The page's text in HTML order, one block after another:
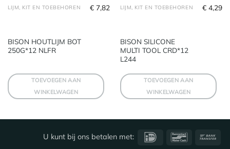
LIJM, KIT EN TOEBEHOREN
BISON HOUTLIJM BOT
250G*12 NLFR
€ 7,82
TOEVOEGEN AAN
WINKELWAGEN
LIJM, KIT EN TOEBEHOREN
BISON SILICONE
MULTI TOOL CRD*12
L244
€ 4,29
TOEVOEGEN AAN
WINKELWAGEN
U kunt bij ons betalen met: IDeal Bancontact